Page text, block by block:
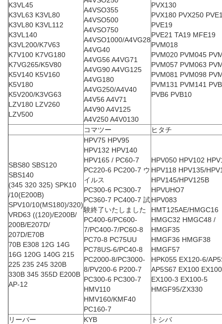
K3VL45
K3VL63 K3VL80
K3VL80 K3VL112
K3VL140
K3VL200/K7V63
K7V100 K7VG180
K7VG265/K5V80
K5V140 K5V160
K5V180
K5V200/K3VG63
LZV180 LZV260
LZV500
A4VSO355
A4VSO500
A4VSO750
A4VSO1000/A4VG28
A4VG40
A4VG56 A4VG71
A4VG90 A4VG125
A4VG180
A4VG250/A4V40
A4V56 A4V71
A4V90 A4V125
A4V250 A4V0130
PVX130
PVX180 PVX250
PVE19
PVE21 TA19 MFE19
PVM018
PVM020 PVM045
PVM057 PVM063
PVM081 PVM098
PVM131 PVM141
PVB6 PVB10
コマツー ヒタチ
SBS80 SBS120
SBS140
(345 320 325) SPK10
/10(E200B)
SPV10/10(MS180)/320)
VRD63 ((120)/E200B/
200B/E207D/
207D/E70B
70B E308 12G 14G
16G 120G 140G 215
225 235 245 320B
330B 345 355D E200B
AP-12
HPV75 HPV95
HPV132 HPV140
HPV165 / PC60-7
PC220-6 PC200-7 ウ
イルス
PC300-6 PC300-7
PC360-7 PC400-7 試
験終了いたしました
PC400-6/PC600-
7/PC400-7/PC60-8
PC70-8 PC75UU
PC78US-6/PC40-8
PC2000-8/PC3000-
8/PV200-6 P200-7
PC300-6 PC300-7
HMV110
HMV160/KMF40
PC160-7
HPV050 HPV102
HPV118 HPV135/
HPV145/HPV125B
HPVUHO7
HPV083
HMT125AE/HMGC16
HMGC32 HMGC48 /
HMGF35
HMGF36 HMGF38
HMGF57
HPK055 EX120-6/
AP5S67 EX100
EX100-3 EX100-5
HMGF95/ZX330
リーバー KYB トシバ